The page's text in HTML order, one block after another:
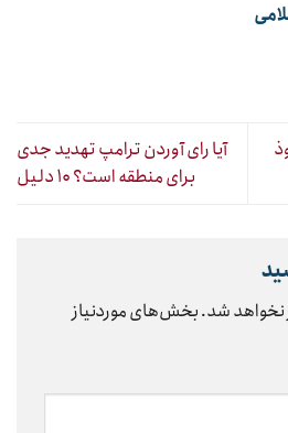
آیا رای آوردن ترامپ تهدید جدی
برای منطقه است؟ ۱۰ دلیل
نخواهد شد.بخش‌های موردنیاز